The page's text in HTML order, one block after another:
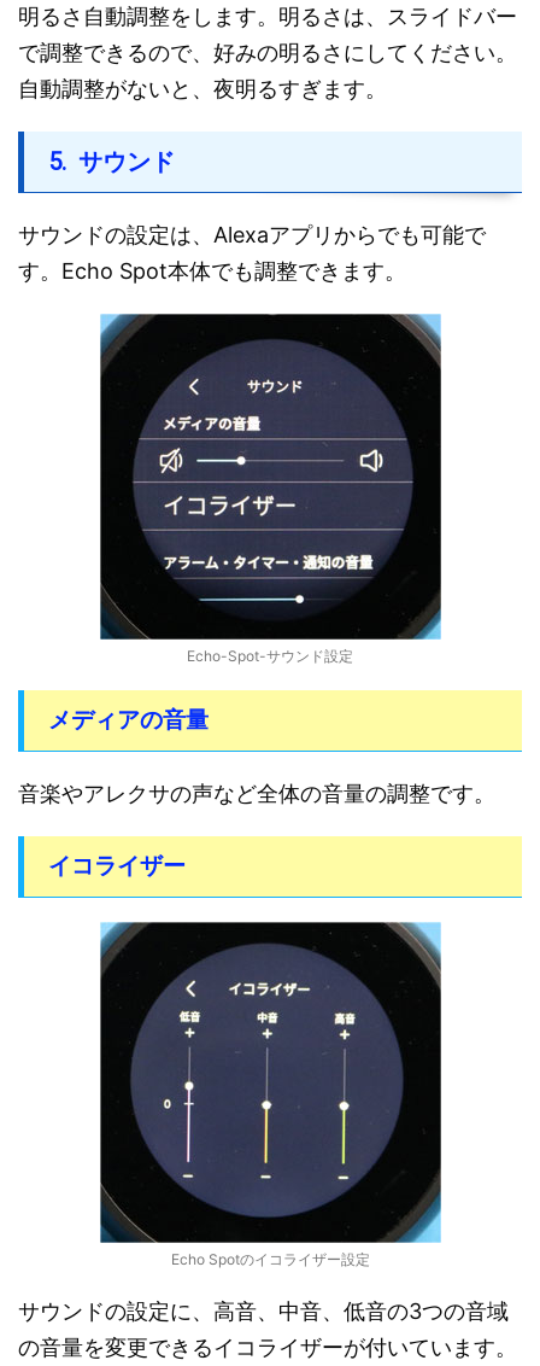
明るさ自動調整をします。明るさは、スライドバー
で調整できるので、好みの明るさにしてください。
自動調整がないと、夜明るすぎます。
サウンド
サウンドの設定は、Alexaアプリからでも可能で
す。Echo Spot本体でも調整できます。
Echo-Spot-サウンド設定
メディアの音量
音楽やアレクサの声など全体の音量の調整です。
イコライザー
Echo Spotのイコライザー設定
サウンドの設定に、高音、中音、低音の3つの音域
の音量を変更できるイコライザーが付いています。